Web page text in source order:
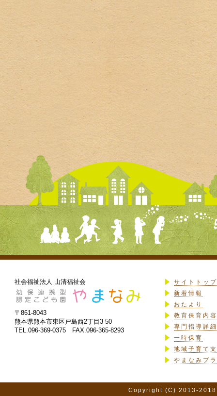
社会福祉法人 山清福祉会
〒861-8043
熊本県熊本市東区戸島西2丁目3-50
TEL.096-369-0375 FAX.096-365-8293
サイトトップ
新着情報
おたより
教育保育内
専門指導詳細
一時保育
地域子育て
やまなみプ
Copyright (C) 2013-